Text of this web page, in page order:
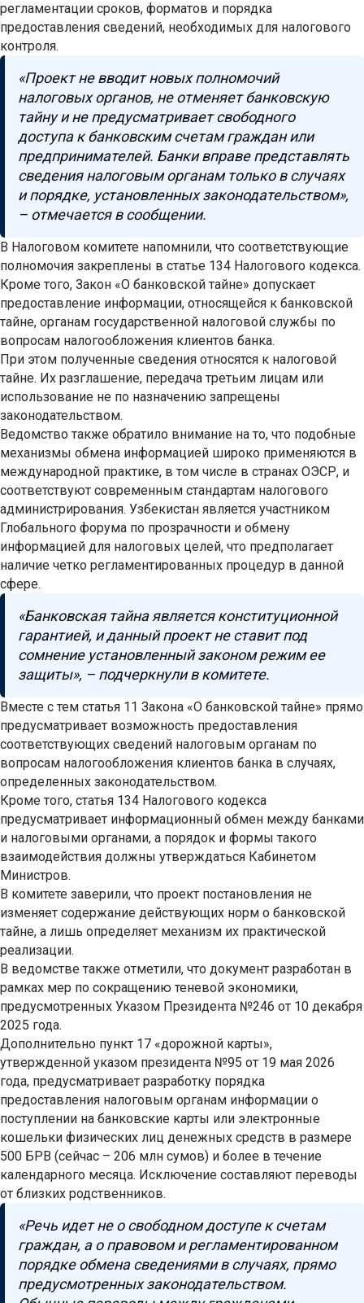
регламентации сроков, форматов и порядка
предоставления сведений, необходимых для налогового
контроля.
«Проект не вводит новых полномочий
налоговых органов, не отменяет банковскую
тайну и не предусматривает свободного
доступа к банковским счетам граждан или
предпринимателей. Банки вправе представлять
сведения налоговым органам только в случаях
и порядке, установленных законодательством»,
– отмечается в сообщении.
В Налоговом комитете напомнили, что соответствующие
полномочия закреплены в статье 134 Налогового кодекса.
Кроме того, Закон «О банковской тайне» допускает
предоставление информации, относящейся к банковской
тайне, органам государственной налоговой службы по
вопросам налогообложения клиентов банка.
При этом полученные сведения относятся к налоговой
тайне. Их разглашение, передача третьим лицам или
использование не по назначению запрещены
законодательством.
Ведомство также обратило внимание на то, что подобные
механизмы обмена информацией широко применяются в
международной практике, в том числе в странах ОЭСР, и
соответствуют современным стандартам налогового
администрирования. Узбекистан является участником
Глобального форума по прозрачности и обмену
информацией для налоговых целей, что предполагает
наличие четко регламентированных процедур в данной
сфере.
«Банковская тайна является конституционной
гарантией, и данный проект не ставит под
сомнение установленный законом режим ее
защиты», – подчеркнули в комитете.
Вместе с тем статья 11 Закона «О банковской тайне» прямо
предусматривает возможность предоставления
соответствующих сведений налоговым органам по
вопросам налогообложения клиентов банка в случаях,
определенных законодательством.
Кроме того, статья 134 Налогового кодекса
предусматривает информационный обмен между банками
и налоговыми органами, а порядок и формы такого
взаимодействия должны утверждаться Кабинетом
Министров.
В комитете заверили, что проект постановления не
изменяет содержание действующих норм о банковской
тайне, а лишь определяет механизм их практической
реализации.
В ведомстве также отметили, что документ разработан в
рамках мер по сокращению теневой экономики,
предусмотренных Указом Президента №246 от 10 декабря
2025 года.
Дополнительно пункт 17 «дорожной карты»,
утвержденной указом президента №95 от 19 мая 2026
года, предусматривает разработку порядка
предоставления налоговым органам информации о
поступлении на банковские карты или электронные
кошельки физических лиц денежных средств в размере
500 БРВ (сейчас – 206 млн сумов) и более в течение
календарного месяца. Исключение составляют переводы
от близких родственников.
«Речь идет не о свободном доступе к счетам
граждан, а о правовом и регламентированном
порядке обмена сведениями в случаях, прямо
предусмотренных законодательством.